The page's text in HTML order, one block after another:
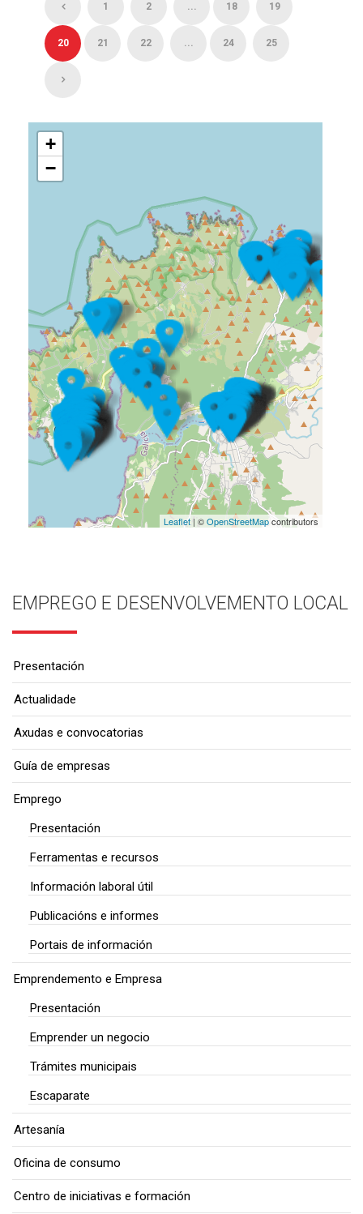
1 2 ... 18 19
20 21 22 ... 24 25
+
−
Leaflet| ©OpenStreetMapcontributors
EMPREGO E DESENVOLVEMENTO LOCAL
Presentación
Actualidade
Axudas e convocatorias
Guía de empresas
Emprego
Presentación
Ferramentas e recursos
Información laboral útil
Publicacións e informes
Portais de información
Emprendemento e Empresa
Presentación
Emprender un negocio
Trámites municipais
Escaparate
Artesanía
Oficina de consumo
Centro de iniciativas e formación